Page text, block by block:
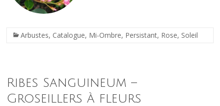
Arbustes, Catalogue, Mi-Ombre, Persistant, Rose, Soleil
Ribes Sanguineum –
Groseillers à fleurs